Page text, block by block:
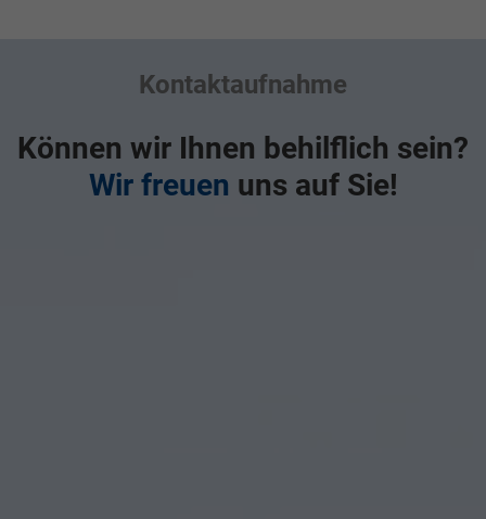
Kontaktaufnahme
Können wir Ihnen behilflich sein?
Wir freuen uns auf Sie!